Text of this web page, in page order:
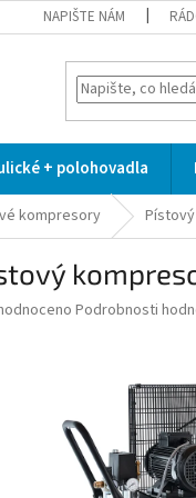
NAPIŠTE NÁM
+ polohovadla
kompresory Pístový
Podrobnosti